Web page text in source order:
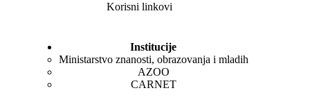
Korisni linkovi
Institucije
Ministarstvo znanosti, obrazovanja i mladih
AZOO
CARNET